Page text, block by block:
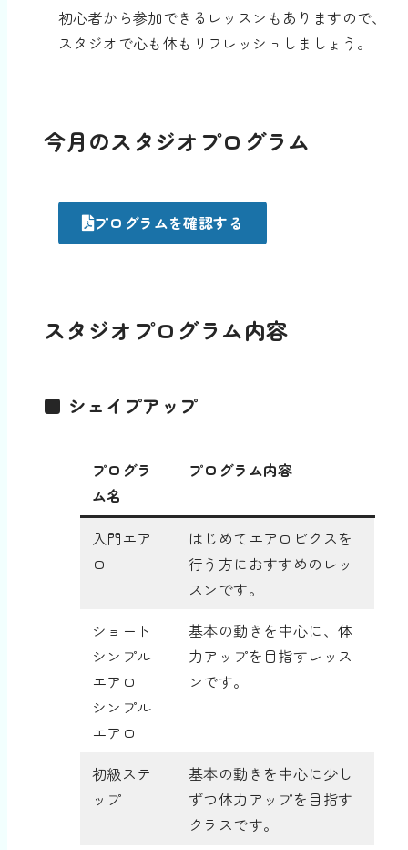
初心者から参加できるレッスンもありますので、
スタジオで心も体もリフレッシュしましょう。
今月のスタジオプログラム
プログラムを確認する
スタジオプログラム内容
■ シェイプアップ
プログラ
ム名
プログラム内容
入門エア
ロ
はじめてエアロビクスを
行う方におすすめのレッ
スンです。
ショート
シンプル
エアロ
シンプル
エアロ
基本の動きを中心に、体
力アップを目指すレッス
ンです。
初級ステ
ップ
基本の動きを中心に少し
ずつ体力アップを目指す
クラスです。